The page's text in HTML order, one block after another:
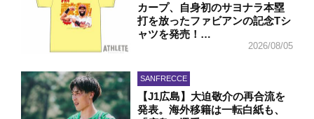
カープ、自身初のサヨナラ本塁
打を放ったファビアンの記念Tシ
ャツを発売！…
2026/08/05
SANFRECCE
【J1広島】大迫敬介の再合流を
発表。海外移籍は一転白紙も、